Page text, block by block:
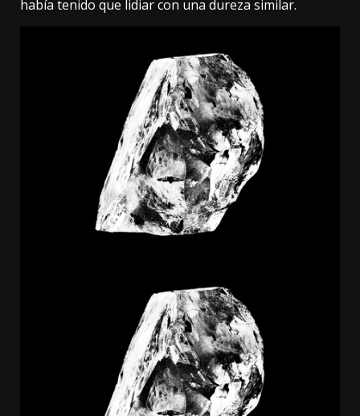
había tenido que lidiar con una dureza similar.